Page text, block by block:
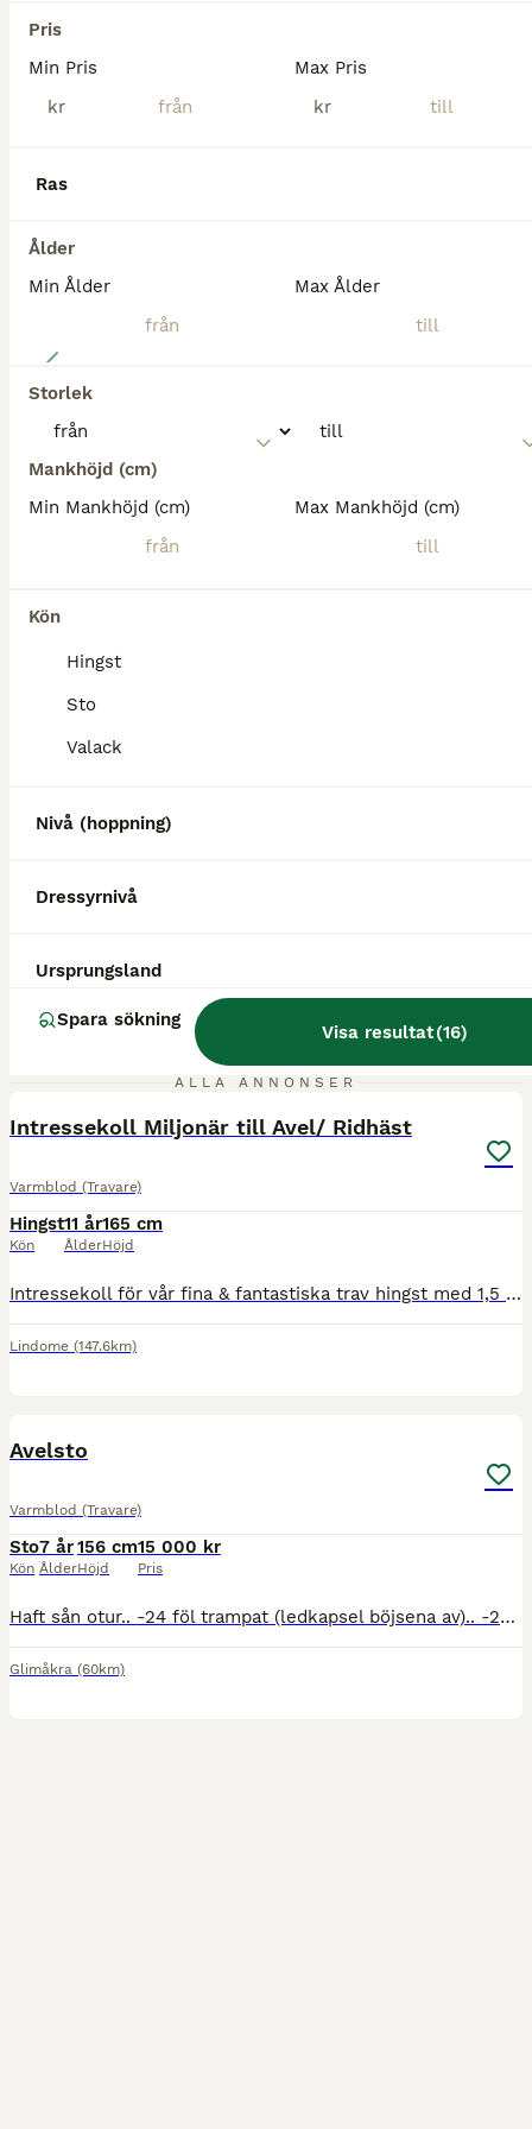
Pris
Min Pris
kr
Max Pris
kr
Ras
Ålder
Min Ålder
Max Ålder
Storlek
Mankhöjd (cm)
Min Mankhöjd (cm)
Max Mankhöjd (cm)
Kön
Hingst
Sto
Valack
Nivå (hoppning)
Dressyrnivå
Ursprungsland
Spara sökning
Visa resultat(16)
8-årigt sto till trav eller ridning
Kön ÅlderHöjd
Skurup
ALLA ANNONSER
Intressekoll Miljonär till Avel/ Ridhäst
Varmblod (Travare)
Hingst
Kön
11 år
Ålder
165 cm
Höjd
Intressekoll för vår fina & fantastiska trav hingst med 1,5 miljoner insprunget och rekord 1.10,6 automedel. Skulle passa utmärkt som avelshingst till egna ston alternativt om man vill vidare utbilda
Lindome (147.6km)
Avelsto
Varmblod (Travare)
Sto
Kön
7 år
Ålder
156 cm
Höjd
15 000 kr
Pris
Haft sån otur.. -24 föl trampat (ledkapsel böjsena av).. -26 dräktig m tvillingar (nöp 1, abotera båda, trodde hon var dräktig o brunsta ej förrän sent).. dräktig på 1a försök båda gånger.. alla sysko
Glimåkra (60km)